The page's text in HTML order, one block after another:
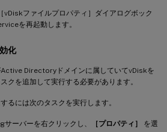
vDiskファイルプロパティ］ダイアログボック
を再起動します。
化
Directoryドメインに属していてvDiskを
クを追加して実行する必要があります。
るには次のタスクを実行します。
ーバーを右クリックし、 ［プロパティ］
を選